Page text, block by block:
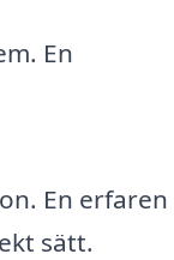
En
En erfaren
sätt.